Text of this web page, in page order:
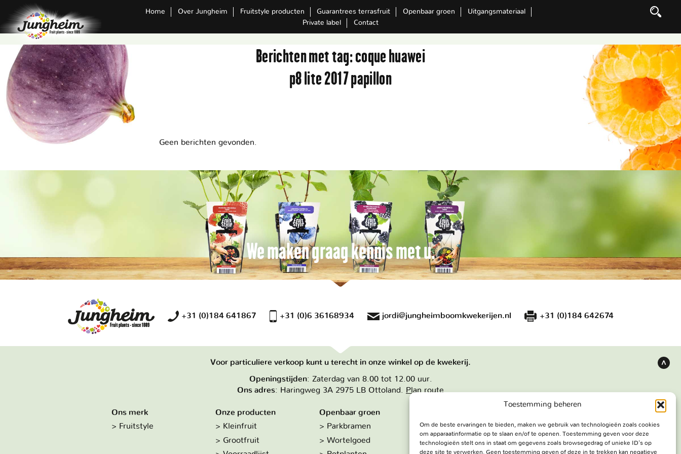
Toestemming beheren
Om de beste ervaringen te bieden, maken we gebruik van technologieën zoals cookies
om apparaatinformatie op te slaan en/of te openen. Toestemming geven voor deze
technologieën stelt ons in staat om gegevens zoals browsegedrag of unieke ID's op
deze site te verwerken. Geen toestemming geven of deze in te trekken kan negatieve
Home Over Jungheim Fruitstyle producten Guarantrees terrasfruit Openbaar groen
Uitgangsmateriaal
Private label
Contact
Berichten met tag:coque huawei
p8 lite 2017 papillon
Geen berichten gevonden.
We maken graag kennis met u.
+31 (0)184 641867 +31 (0)6 36168934 jordi@jungheimboomkwekerijen.nl +31 (0)184 642674
Voor particuliere verkoop kunt u terecht in onze winkel op de kwekerij.
Openingstijden: Zaterdag van 8.00 tot 12.00 uur.
Ons adres: Haringweg 3A 2975 LB Ottoland. Plan route
Ons merk
Fruitstyle
Onze producten
Kleinfruit
Grootfruit
Openbaar groen
Parkbramen
Wortelgoed
Hoe we werken
De kwekerij
Haringweg 3A
2975 LB Ottoland
boven